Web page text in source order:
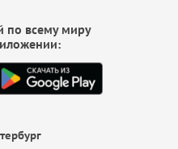
по всему миру